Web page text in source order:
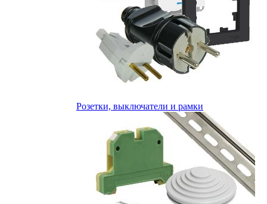
Розетки, выключатели и рамки